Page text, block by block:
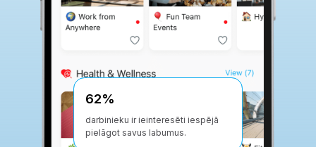
85%
darbinieku atzīst, ka jūtas apjukuši
par saviem labumiem
62%
darbinieku ir ieinteresēti iespējā
pielāgot savus labumus.